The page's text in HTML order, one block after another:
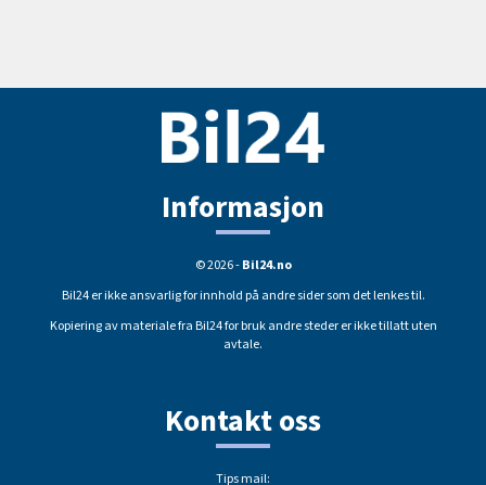
Informasjon
© 2026 -Bil24.no
Bil24 er ikke ansvarlig for innhold på andre sider som det lenkes til.
Kopiering av materiale fra Bil24 for bruk andre steder er ikke tillatt uten
avtale.
Kontakt oss
Tips mail: